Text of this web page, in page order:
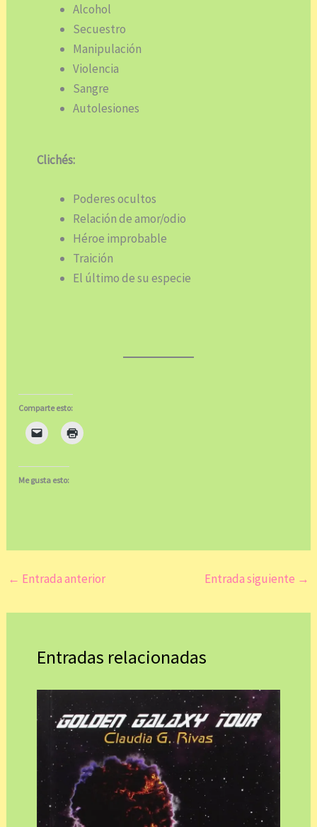
Alcohol
Secuestro
Manipulación
Violencia
Sangre
Autolesiones
Clichés:
Poderes ocultos
Relación de amor/odio
Héroe improbable
Traición
El último de su especie
Comparte esto:
Me gusta esto:
← Entrada anterior Entrada siguiente →
Entradas relacionadas